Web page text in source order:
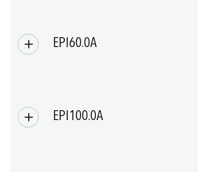
EPI60.0A
EPI100.0A